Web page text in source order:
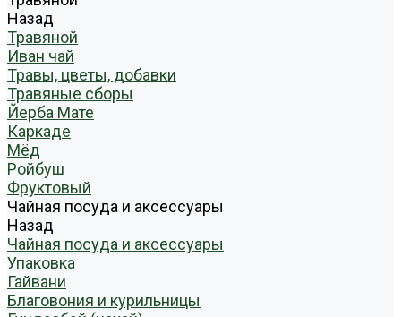
Назад
Травяной
Иван чай
Травы, цветы, добавки
Травяные сборы
Йерба Мате
Каркаде
Мёд
Ройбуш
Фруктовый
Чайная посуда и аксессуары
Назад
Чайная посуда и аксессуары
Упаковка
Гайвани
Благовония и курильницы